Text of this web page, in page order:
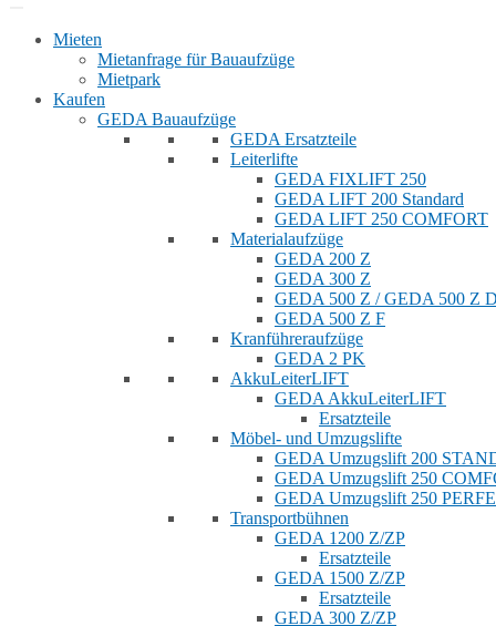
Mieten
Mietanfrage für Bauaufzüge
Mietpark
Kaufen
GEDA Bauaufzüge
GEDA Ersatzteile
Leiterlifte
GEDA FIXLIFT 250
GEDA LIFT 200 Standard
GEDA LIFT 250 COMFORT
Materialaufzüge
GEDA 200 Z
GEDA 300 Z
GEDA 500 Z / GEDA 500 Z
GEDA 500 Z F
Kranführeraufzüge
GEDA 2 PK
AkkuLeiterLIFT
GEDA AkkuLeiterLIFT
Ersatzteile
Möbel- und Umzugslifte
GEDA Umzugslift 200
GEDA Umzugslift 250
GEDA Umzugslift 250
Transportbühnen
GEDA 1200 Z/ZP
Ersatzteile
GEDA 1500 Z/ZP
Ersatzteile
GEDA 300 Z/ZP